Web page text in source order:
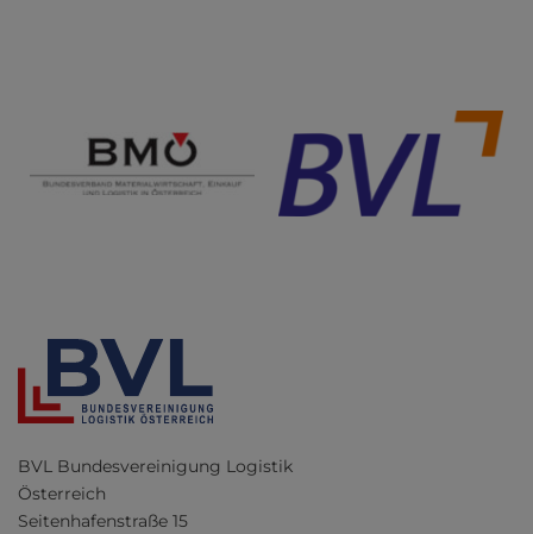
BVL Bundesvereinigung Logistik
Österreich
Seitenhafenstraße 15